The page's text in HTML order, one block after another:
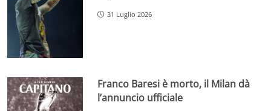
31 Luglio 2026
Franco Baresi è morto, il Milan dà
l’annuncio ufficiale